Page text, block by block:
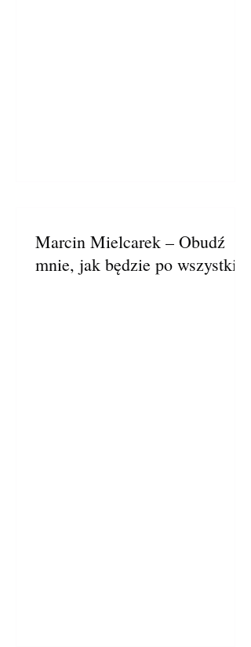
Marcin Mielcarek – Obudź
mnie, jak będzie po wszystkim